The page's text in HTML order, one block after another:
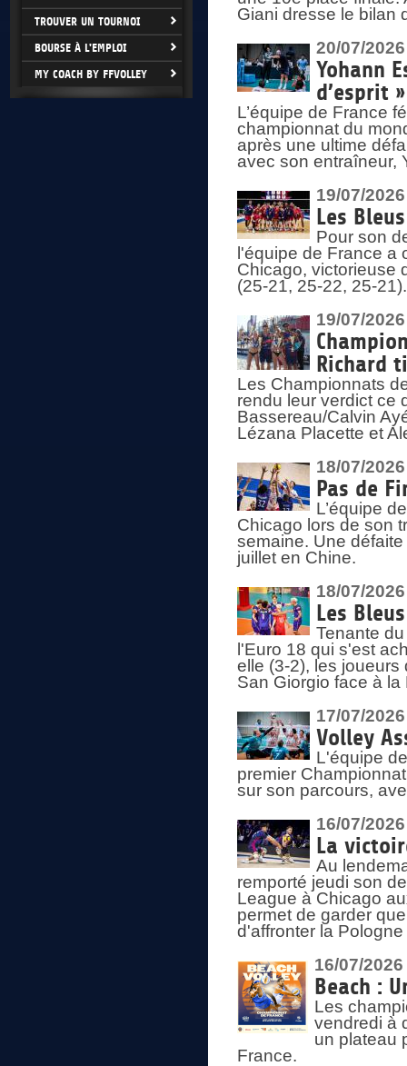
TROUVER UN TOURNOI
BOURSE À L'EMPLOI
MY COACH BY FFVOLLEY
Giani dresse le bilan
20/07/2026
Yohann
d’esprit »
L’équipe de France
championnat du
après une ultime
avec son entraîneur,
19/07/2026
Les
Pour son
l'équipe de France a
Chicago, victorieuse
(25-21, 25-22, 25-
19/07/2026
Richard
Les Championnats
rendu leur verdict ce
Bassereau/Calvin
Lézana Placette et
18/07/2026
Pas de
L’équipe
Chicago lors de son
semaine. Une
juillet en Chine.
18/07/2026
Les
Tenante
l'Euro 18 qui s'est
elle (3-2), les
San Giorgio face à la
17/07/2026
Volley
L'équipe
premier
sur son parcours,
16/07/2026
La
Au
remporté jeudi son
League à Chicago
permet de garder
d'affronter la
16/07/2026
Beach :
Les
vendredi à
un plateau
France.